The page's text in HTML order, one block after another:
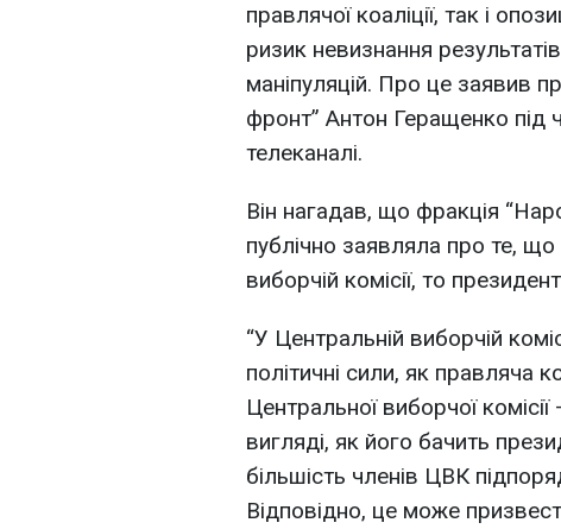
правлячої коаліції, так і
ризик невизнання
маніпуляцій. Про це заявив
фронт” Антон Геращенко під
телеканалі.
Він нагадав, що фракція
публічно заявляла про те,
виборчій комісії, то
“У Центральній виборчій
політичні сили, як правляча
Центральної виборчої
вигляді, як його бачить
більшість членів ЦВК
Відповідно, це може